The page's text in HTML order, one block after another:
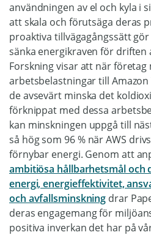
användningen av el och kyla i
att skala och förutsäga deras
proaktiva tillvägagångssätt
sänka energikraven för driften
Forskning visar att när företag
arbetsbelastningar till Amazon
de avsevärt minska det
förknippat med dessa
kan minskningen uppgå till
så hög som 96 % när AWS
förnybar energi. Genom att
ambitiösa hållbarhetsmål och
energi, energieffektivitet,
och avfallsminskning drar
deras engagemang för
positiva inverkan det har på